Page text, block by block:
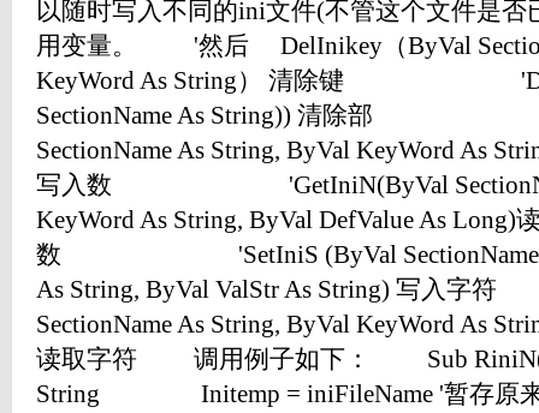
以随时写入不同的ini文件(不管这个文件是
用变量。 '然后 DelInikey（ByVal
KeyWord As String） 清除键
SectionName As String)) 清除部
SectionName As String, ByVal KeyWord As
写入数 'GetIniN(ByVal
KeyWord As String, ByVal DefValue As Long)
数 'SetIniS (ByVal SectionName As
As String, ByVal ValStr As String)
SectionName As String, ByVal KeyWord As
读取字符 调用例子如下： Sub
String Initemp = iniFileName '暂